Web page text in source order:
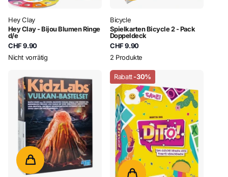
Hey Clay
Hey Clay - Bijou Blumen Ringe
d/e
CHF 9.90
Nicht vorrätig
Bicycle
Spielkarten Bicycle 2 - Pack
Doppeldeck
CHF 9.90
2 Produkte
Rabatt-30%